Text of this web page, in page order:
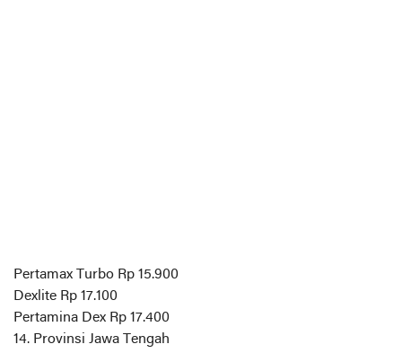
Pertamax Turbo Rp 15.900
Dexlite Rp 17.100
Pertamina Dex Rp 17.400
14. Provinsi Jawa Tengah